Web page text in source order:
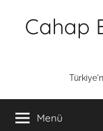
Cahap
Menü